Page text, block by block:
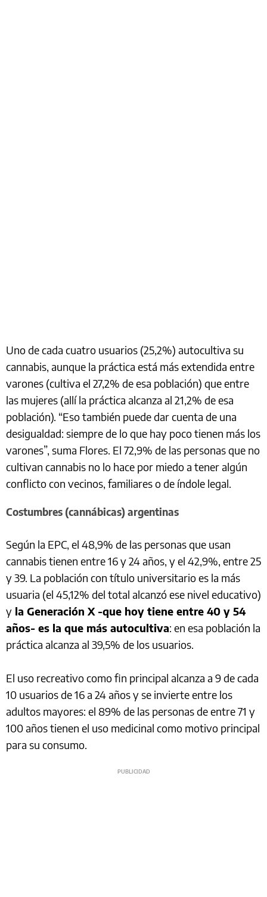
Uno de cada cuatro usuarios (25,2%) autocultiva su
cannabis, aunque la práctica está más extendida entre
varones (cultiva el 27,2% de esa población) que entre
las mujeres (allí la práctica alcanza al 21,2% de esa
población). “Eso también puede dar cuenta de una
desigualdad: siempre de lo que hay poco tienen más los
varones”, suma Flores. El 72,9% de las personas que no
cultivan cannabis no lo hace por miedo a tener algún
conflicto con vecinos, familiares o de índole legal.
Costumbres (cannábicas) argentinas
Según la EPC, el 48,9% de las personas que usan
cannabis tienen entre 16 y 24 años, y el 42,9%, entre 25
y 39. La población con título universitario es la más
usuaria (el 45,12% del total alcanzó ese nivel educativo)
y la Generación X -que hoy tiene entre 40 y 54
años- es la que más autocultiva: en esa población la
práctica alcanza al 39,5% de los usuarios.
El uso recreativo como fin principal alcanza a 9 de cada
10 usuarios de 16 a 24 años y se invierte entre los
adultos mayores: el 89% de las personas de entre 71 y
100 años tienen el uso medicinal como motivo principal
para su consumo.